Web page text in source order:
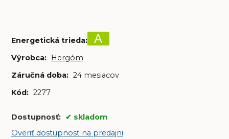
Energetická trieda:A
Výrobca:
Hergóm
Záručná doba: 24 mesiacov
Kód: 2277
Dostupnosť:
skladom
Overiť dostupnosť na predajni